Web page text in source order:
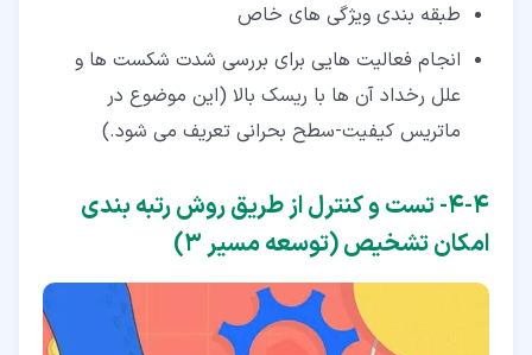
طبقه بندی ویژگی های خاص
انجام فعالیت هایی برای بررسی شدت شکست ها و
علل رخداد آن ها با ریسک بالا (این موضوع در
ماتریس کیفیت-سطح بحرانی تعریف می شود.)
۴‏-‏۴‏- تست و کنترل از طریق روش رتبه بندی
امکان تشخیص (توسعه مسیر 3)